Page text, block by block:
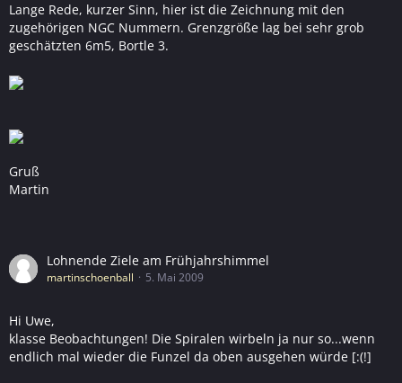
Lange Rede, kurzer Sinn, hier ist die Zeichnung mit den
zugehörigen NGC Nummern. Grenzgröße lag bei sehr grob
geschätzten 6m5, Bortle 3.
Gruß
Martin
Lohnende Ziele am Frühjahrshimmel
martinschoenball 5. Mai 2009
Hi Uwe,
klasse Beobachtungen! Die Spiralen wirbeln ja nur so...wenn
endlich mal wieder die Funzel da oben ausgehen würde [:(!]